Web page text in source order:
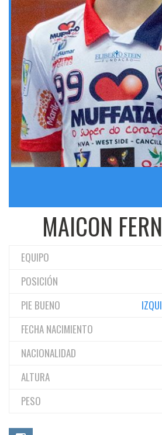
MAICON
EQUIPO
POSICIÓN
PIE BUENO
FECHA NACIMIENTO
NACIONALIDAD
ALTURA
PESO